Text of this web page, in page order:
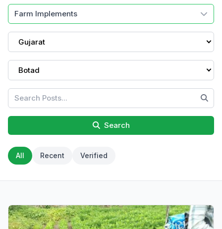
Farm Implements
Gujarat
Botad
Search
All Recent Verified